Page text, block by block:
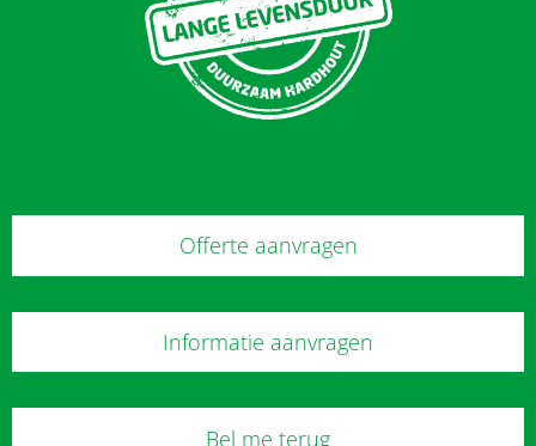
Offerte aanvragen
Informatie aanvragen
Bel me terug